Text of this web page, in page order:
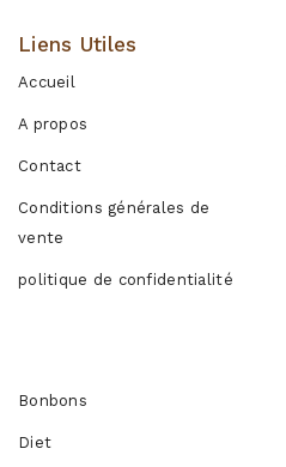
Liens Utiles
Accueil
A propos
Contact
Conditions générales de
vente
politique de confidentialité
Bonbons
Diet